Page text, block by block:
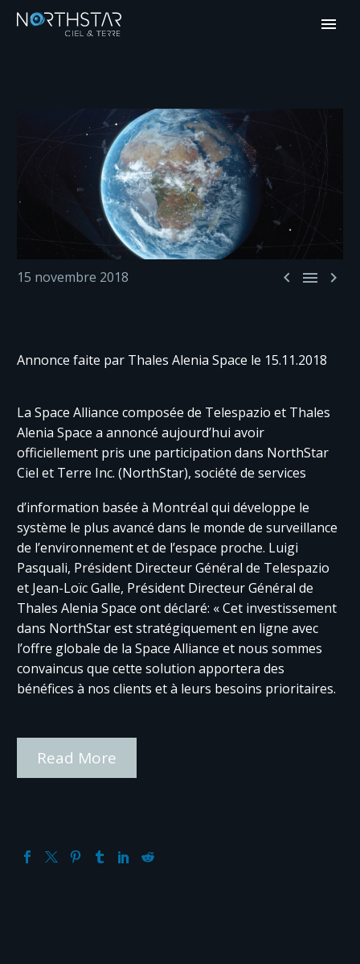
  
15 novembre 2018
Annonce faite par Thales Alenia Space le 15.11.2018
La Space Alliance composée de Telespazio et Thales
Alenia Space a annoncé aujourd’hui avoir
officiellement pris une participation dans NorthStar
Ciel et Terre Inc. (NorthStar), société de services
d’information basée à Montréal qui développe le
système le plus avancé dans le monde de surveillance
de l’environnement et de l’espace proche. Luigi
Pasquali, Président Directeur Général de Telespazio
et Jean-Loïc Galle, Président Directeur Général de
Thales Alenia Space ont déclaré: « Cet investissement
dans NorthStar est stratégiquement en ligne avec
l’offre globale de la Space Alliance et nous sommes
convaincus que cette solution apportera des
bénéfices à nos clients et à leurs besoins prioritaires.
Read More